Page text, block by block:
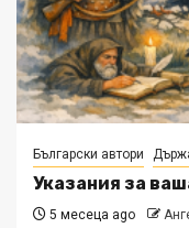
Български автори
Указания за
5 месеца ago